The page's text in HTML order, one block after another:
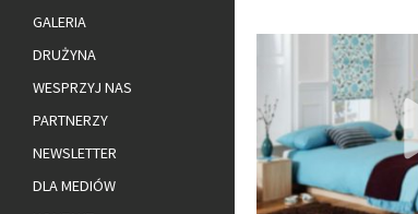
GALERIA
DRUŻYNA
WESPRZYJ NAS
PARTNERZY
NEWSLETTER
DLA MEDIÓW